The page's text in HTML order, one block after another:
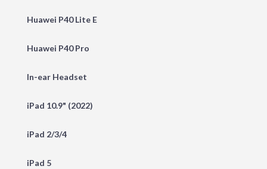
Huawei P40 Lite E
Huawei P40 Pro
In-ear Headset
iPad 10.9" (2022)
iPad 2/3/4
iPad 5